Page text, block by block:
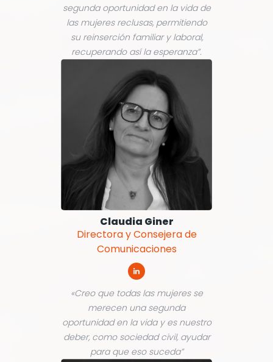
segunda oportunidad en la vida de
las mujeres reclusas, permitiendo
su reinserción familiar y laboral,
recuperando así la esperanza”.
Claudia Giner
Directora y Consejera de
Comunicaciones
«Creo que todas las mujeres se
merecen una segunda
oportunidad en la vida y es nuestro
deber, como sociedad civil, ayudar
para que eso suceda”